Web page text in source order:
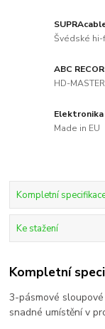
Švédské
ABC
HD-
Elektronika
Made in EU
Kompletní
Ke stažení
Kompletní
3-pásmové
snadné umístění v